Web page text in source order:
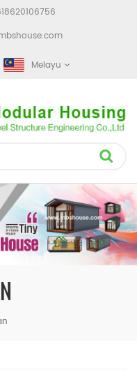
Melayu